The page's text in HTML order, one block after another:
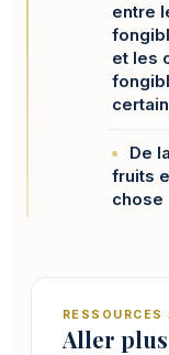
entre
et les
De
fruits
chose
RESSOURCES
Aller